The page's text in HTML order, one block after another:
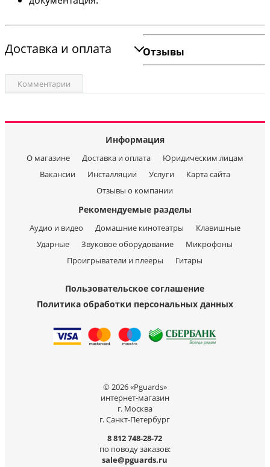
Доставка и оплата Отзывы
Комментарии
Информация
О магазине Доставка и оплата
Юридическим лицам
Вакансии
Инсталляции Услуги
Карта сайта
Отзывы о компании
Рекомендуемые разделы
Аудио и видео Домашние кинотеатры
Клавишные
Ударные
Звуковое оборудование
Микрофоны
Проигрыватели и плееры
Гитары
Пользовательское соглашение
Политика обработки персональных данных
© 2026 «Pguards»
интернет-магазин
г. Москва
г. Санкт-Петербург
8 812 748-28-72
по поводу заказов:
sale@pguards.ru